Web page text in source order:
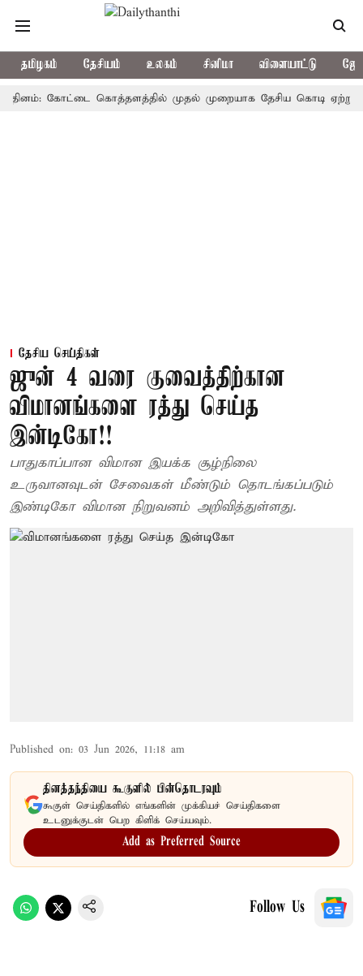
தமிழகம் தேசியம் உலகம் சினிமா விளையாட்டு
கோட்டை கொத்தளத்தில் முதல் முறையாக தேசிய கொடி ஏற்றுகிறார்,
தேசிய செய்திகள்
ஜுன் 4 வரை குவைத்திற்கான
விமானங்களை ரத்து செய்த
இன்டிகோ!!
பாதுகாப்பான விமான இயக்க சூழ்நிலை
உருவானவுடன் சேவைகள் மீண்டும் தொடங்கப்படும்
இண்டிகோ விமான நிறுவனம் அறிவித்துள்ளது.
Published on: 03 Jun 2026, 11:18 am
தினத்தந்தியை கூகுளில் பின்தொடரவும்
கூகுள் செய்திகளில் எங்களின் முக்கியச் செய்திகளை
உடனுக்குடன் பெற கிளிக் செய்யவும்.
Add as Preferred Source
Follow Us